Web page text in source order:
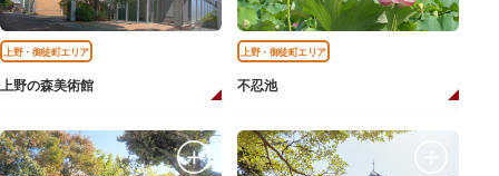
上野・御徒町エリア
上野の森美術館
上野・御徒町エリア
不忍池